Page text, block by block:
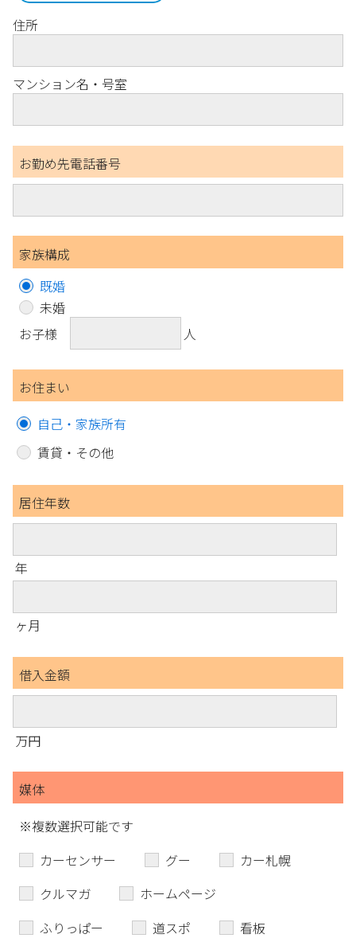
住所
マンション名・号室
お勤め先電話番号
家族構成
既婚
未婚
お子様
人
お住まい
自己・家族所有
賃貸・その他
居住年数
年
ヶ月
借入金額
万円
媒体
※複数選択可能です
カーセンサー
グー
カー札幌
クルマガ
ホームページ
ふりっぱー
道スポ 看板